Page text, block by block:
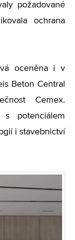
požadované
ochrana
oceněna i v
Beton Central
Cemex.
potenciálem
i stavebnictví